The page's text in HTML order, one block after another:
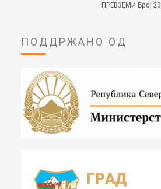
ПРЕВЗЕМИ Број 20
ПОДДРЖАНО ОД